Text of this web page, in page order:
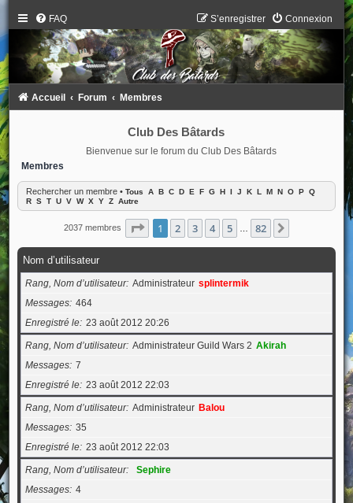
FAQ Connexion
S’enregistrer
Accueil Forum Membres
Club Des Bâtards
Bienvenue sur le forum du Club Des Bâtards
Membres
Rechercher un membre• Tous A B C D E F G H I J K L M N O P Q
R S T U V W X Y Z Autre
2037 membres Page 1sur82
1 2 3 4 5 82
Nom d’utilisateur
Rang, Nom d’utilisateur Administrateur splintermik
Messages 464
Enregistré le 23 août 2012 20:26
Rang, Nom d’utilisateur Administrateur Guild Wars 2 Akirah
Messages 7
Enregistré le 23 août 2012 22:03
Rang, Nom d’utilisateur Administrateur Balou
Messages 35
Enregistré le 23 août 2012 22:03
Rang, Nom d’utilisateur
Sephire
Messages 4